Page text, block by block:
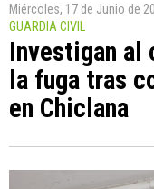
Miércoles, 17 de Junio de
GUARDIA CIVIL
Investigan al
la fuga tras
en Chiclana